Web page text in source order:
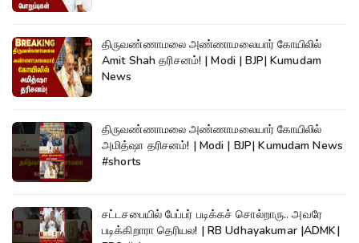
திருவண்ணாமலை அண்ணாமலையார் கோயிலில்
Amit Shah தரிசனம்! | Modi | BJP| Kumudam
News
திருவண்ணாமலை அண்ணாமலையார் கோயிலில்
அமித்ஷா தரிசனம்! | Modi | BJP| Kumudam News
#shorts
சட்டசபையில் பேப்பர் படிக்கச் சொல்றாரு.. அவரே
படிக்கிறாரா தெரியல! | RB Udhayakumar |ADMK|